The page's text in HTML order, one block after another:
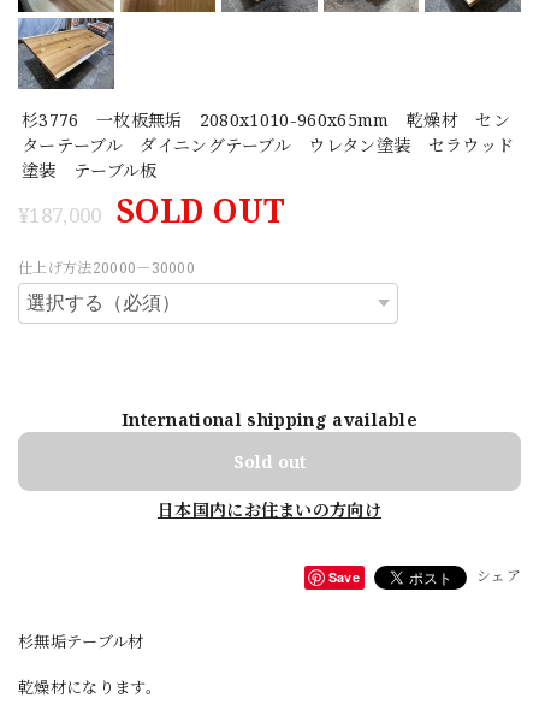
杉3776 一枚板無垢 2080x1010-960x65mm 乾燥材 セン
ターテーブル ダイニングテーブル ウレタン塗装 セラウッド
塗装 テーブル板
¥187,000 SOLD OUT
仕上げ方法20000－30000
International shipping available
Sold out
日本国内にお住まいの方向け
Save シェア
杉無垢テーブル材
乾燥材になります。